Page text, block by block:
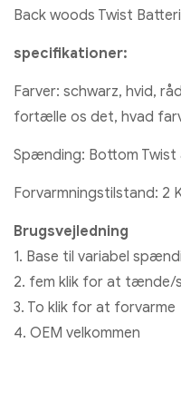
Back woods Twist Batteri
specifikationer:
Farver: schwarz, hvid,
fortælle os det, hvad
Spænding: Bottom Twist
Forvarmningstilstand: 2
Brugsvejledning
1. Base til variabel
2. fem klik for at tænde/
3. To klik for at forvarme
4. OEM velkommen